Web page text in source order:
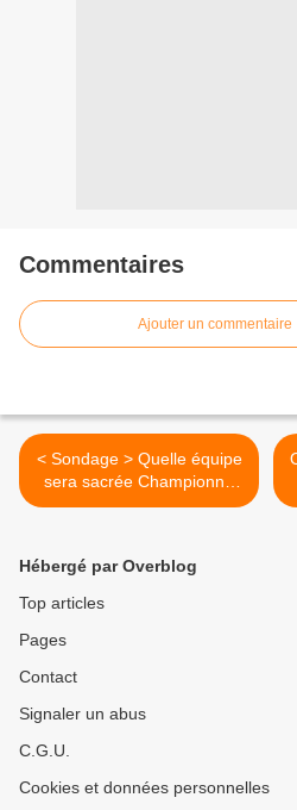
Commentaires
Ajouter un commentaire
< Sondage > Quelle équipe
sera sacrée Championne
du Monde 2010 ?
Hébergé par Overblog
Top articles
Pages
Contact
Signaler un abus
C.G.U.
Cookies et données personnelles